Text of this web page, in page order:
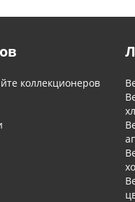
коллекционеров